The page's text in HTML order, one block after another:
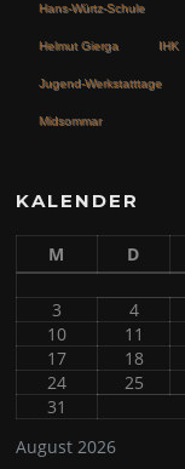
Hans-Würtz-Schule
Helmut Gierga IHK
Jugend-Werkstatttage
Midsommar
KALENDER
August 2026
M D
3
4
10
11
17
18
24
25
31